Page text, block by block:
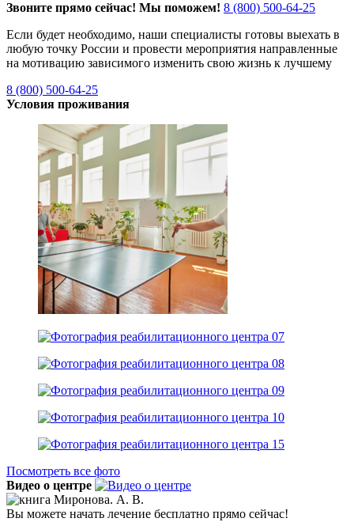
Звоните прямо сейчас! Мы поможем! 8 (800) 500-64-25
Если будет необходимо, наши специалисты готовы выехать в
любую точку России и провести мероприятия направленные
на мотивацию зависимого изменить свою жизнь к лучшему
8 (800) 500-64-25
Условия проживания
Посмотреть все фото
Видео о центре
Вы можете начать лечение бесплатно прямо сейчас!